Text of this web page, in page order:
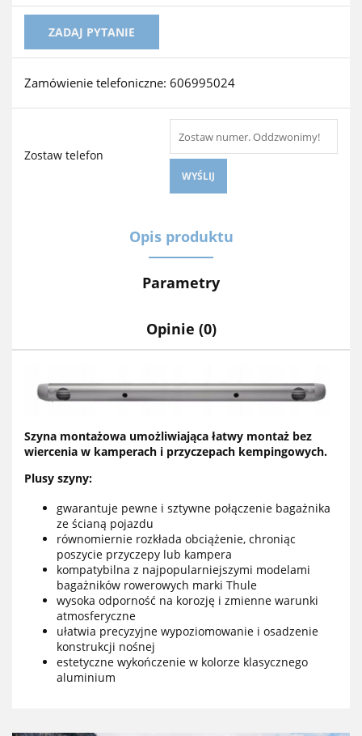
ZADAJ PYTANIE
Zamówienie telefoniczne: 606995024
Zostaw telefon
WYŚLIJ
Opis produktu
Parametry
Opinie (0)
Szyna montażowa umożliwiająca łatwy montaż bez
wiercenia w kamperach i przyczepach kempingowych.
Plusy szyny:
gwarantuje pewne i sztywne połączenie bagażnika
ze ścianą pojazdu
równomiernie rozkłada obciążenie, chroniąc
poszycie przyczepy lub kampera
kompatybilna z najpopularniejszymi modelami
bagażników rowerowych marki Thule
wysoka odporność na korozję i zmienne warunki
atmosferyczne
ułatwia precyzyjne wypoziomowanie i osadzenie
konstrukcji nośnej
estetyczne wykończenie w kolorze klasycznego
aluminium